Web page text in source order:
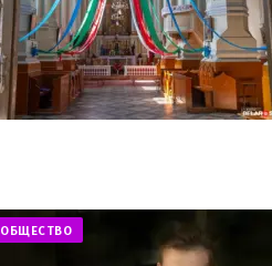
ОБЩЕСТВО